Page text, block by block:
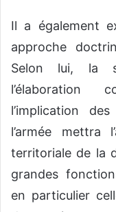
Il a également
approche
Selon lui, la
l’élaboration
l’implication
l’armée mettra
territoriale de la
grandes
en particulier